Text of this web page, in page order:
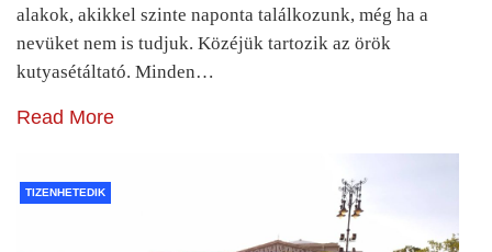
alakok, akikkel szinte naponta találkozunk, még ha a
nevüket nem is tudjuk. Közéjük tartozik az örök
kutyasétáltató. Minden…
Read More
TIZENHETEDIK